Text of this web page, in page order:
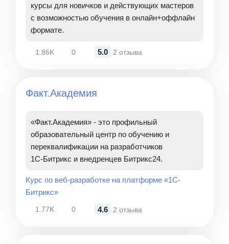
курсы для новичков и действующих мастеров
с возможностью обучения в онлайн+оффлайн
формате.
1.86K 0 5.0 2 отзыва
Факт.Академия
«Факт.Академия» - это профильный
образовательный центр по обучению и
переквалификации на разработчиков
1С‑Битрикс и внедренцев Битрикс24.
Курс по веб-разработке на платформе «1C-
Битрикс»
1.77K 0 4.6 2 отзыва